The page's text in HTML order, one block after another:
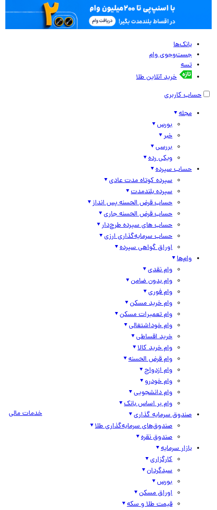
بانک‌ها
جست‌وجوی وام
تسه
خرید آنلاین طلا
حساب کاربری
مجله
بورس
خبر
بررسی
ویکی رده
حساب سپرده
سپرده کوتاه مدت عادی
سپرده بلندمدت
حساب قرض الحسنه پس انداز
حساب قرض الحسنه جاری
حساب های سپرده طرح‌دار
حساب سرمایه‌گذاری ارزی
اوراق گواهی سپرده
وام‌ها
وام نقدی
وام بدون ضامن
وام فوری
وام خرید مسکن
وام تعمیرات مسکن
وام خوداشتغالی
خرید اقساطی
وام خرید کالا
وام قرض الحسنه
وام ازدواج
وام خودرو
وام دانشجویی
وام بر اساس بانک
صندوق سرمایه گذاری
صندوق‌های سرمایه‌گذاری طلا
صندوق نقره
بازار سرمایه
کارگزاری
سبدگردان
بورس
اوراق مسکن
قیمت طلا و سکه
خدمات مالی